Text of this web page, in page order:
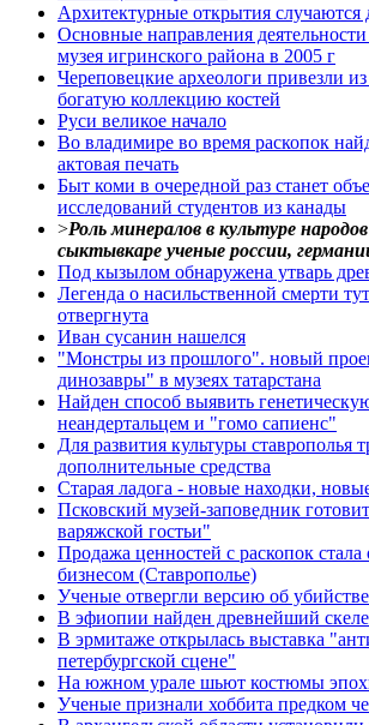
Архитектурные открытия случаются
Основные направления деятельности
музея игринского района в 2005 г
Череповецкие археологи привезли
богатую коллекцию костей
Руси великое начало
Во владимире во время раскопок
актовая печать
Быт коми в очередной раз станет
исследований студентов из канады
>Роль минералов в культуре
сыктывкаре ученые россии,
Под кызылом обнаружена утварь
Легенда о насильственной смерти
отвергнута
Иван сусанин нашелся
"Монстры из прошлого". новый
динозавры" в музеях татарстана
Найден способ выявить
неандертальцем и "гомо сапиенс"
Для развития культуры ставрополья
дополнительные средства
Старая ладога - новые находки,
Псковский музей-заповедник
варяжской гостьи"
Продажа ценностей с раскопок
бизнесом (Ставрополье)
Ученые отвергли версию об
В эфиопии найден древнейший
В эрмитаже открылась выставка
петербургской сцене"
На южном урале шьют костюмы
Ученые признали хоббита предком